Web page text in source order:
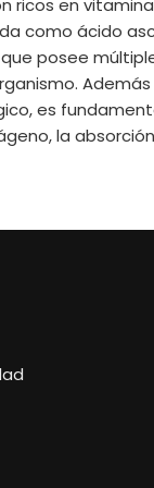
como ácido
posee
es
la